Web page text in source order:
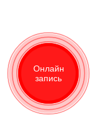
Онлайн
запись
Онлайн
запись